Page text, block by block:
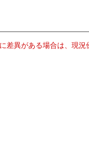
異がある場合は、現況